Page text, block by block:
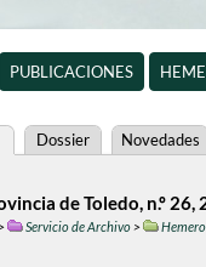
PUBLICACIONES
Dossier Novedades
de Toledo, n.º
Servicio de Archivo>